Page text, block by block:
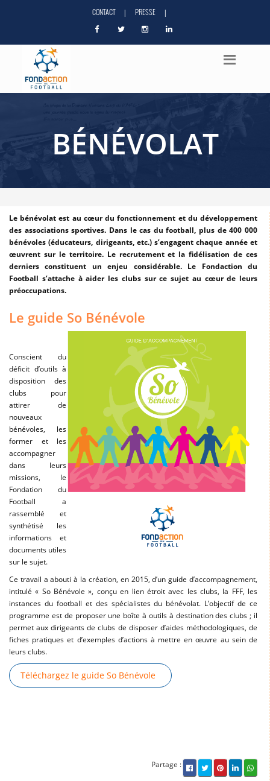
CONTACT | PRESSE |
BÉNÉVOLAT
Le bénévolat est au cœur du fonctionnement et du développement
des associations sportives. Dans le cas du football, plus de 400 000
bénévoles (éducateurs, dirigeants, etc.) s’engagent chaque année et
œuvrent sur le territoire. Le recrutement et la fidélisation de ces
derniers constituent un enjeu considérable. Le Fondaction du
Football s’attache à aider les clubs sur ce sujet au cœur de leurs
préoccupations.
Le guide So Bénévole
Conscient du
déficit d’outils à
disposition des
clubs pour
attirer de
nouveaux
bénévoles, les
former et les
accompagner
dans leurs
missions, le
Fondation du
Football a
rassemblé et
synthétisé les
informations et
documents utiles
sur le sujet.
Ce travail a abouti à la création, en 2015, d’un guide d’accompagnement,
intitulé « So Bénévole », conçu en lien étroit avec les clubs, la FFF, les
instances du football et des spécialistes du bénévolat. L’objectif de ce
programme est de proposer une boîte à outils à destination des clubs ; il
permet aux dirigeants de clubs de disposer d’aides méthodologiques, de
fiches pratiques et d’exemples d’actions à mettre en œuvre au sein de
leurs clubs.
Téléchargez le guide So Bénévole
Partage :